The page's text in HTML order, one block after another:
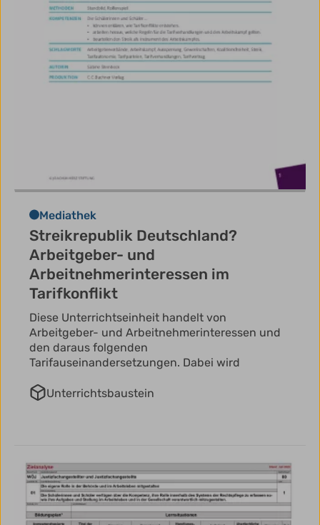
Mediathek
Streikrepublik Deutschland?
Arbeitgeber- und
Arbeitnehmerinteressen im
Tarifkonflikt
Diese Unterrichtseinheit handelt von
Arbeitgeber- und Arbeitnehmerinteressen und
den daraus folgenden
Tarifauseinandersetzungen. Dabei wird
Unterrichtsbaustein